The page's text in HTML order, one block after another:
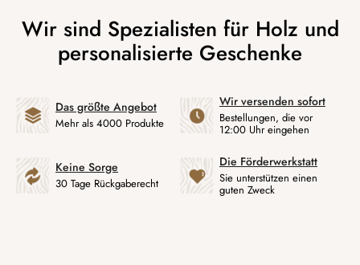
Das größte Angebot
Mehr als 4000 Produkte
Wir versenden sofort
Bestellungen, die vor
12:00 Uhr eingehen
Keine Sorge
30 Tage Rückgaberecht
Die Förderwerkstatt
Sie unterstützen einen
guten Zweck